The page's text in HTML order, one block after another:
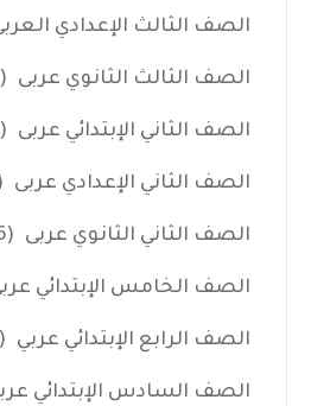
الصف الثالث الإعدادي
الصف الثالث الثانوي عربى (35)
الصف الثاني الإبتدائي عربى (10)
الصف الثاني الإعدادي عربى
الصف الثاني الثانوي عربى (6)
الصف الخامس الإبتدائي
الصف الرابع الإبتدائي عربي (14)
الصف السادس الإبتدائي